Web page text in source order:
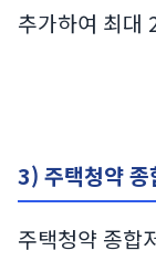
추가하여 최대
3) 주택청약 종
주택청약 종합